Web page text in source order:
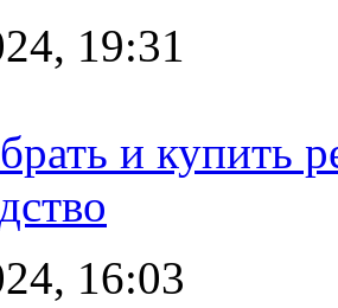
19:31
и купить
16:03